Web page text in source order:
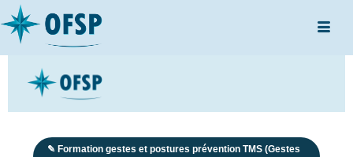
✎ Formation gestes et postures prévention TMS (Gestes